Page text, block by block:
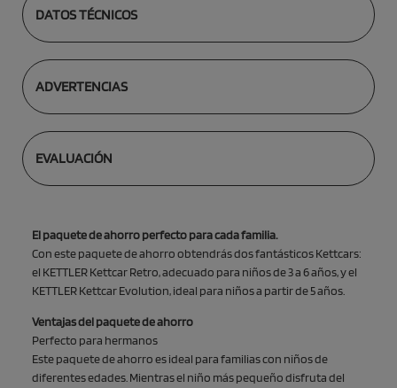
DATOS TÉCNICOS
ADVERTENCIAS
EVALUACIÓN
El paquete de ahorro perfecto para cada familia.
Con este paquete de ahorro obtendrás dos fantásticos Kettcars:
el KETTLER Kettcar Retro, adecuado para niños de 3 a 6 años, y el
KETTLER Kettcar Evolution, ideal para niños a partir de 5 años.
Ventajas del paquete de ahorro
Perfecto para hermanos
Este paquete de ahorro es ideal para familias con niños de
diferentes edades. Mientras el niño más pequeño disfruta del